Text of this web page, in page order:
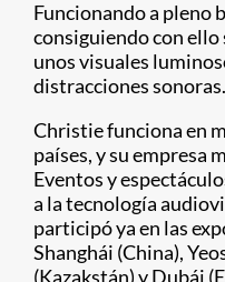
Funcionando a pleno
consiguiendo con
unos visuales
distracciones sonoras.
Christie funciona en
países, y su empresa
Eventos y
a la tecnología
participó ya en las
Shanghái (China),
(Kazakstán) y Dubái